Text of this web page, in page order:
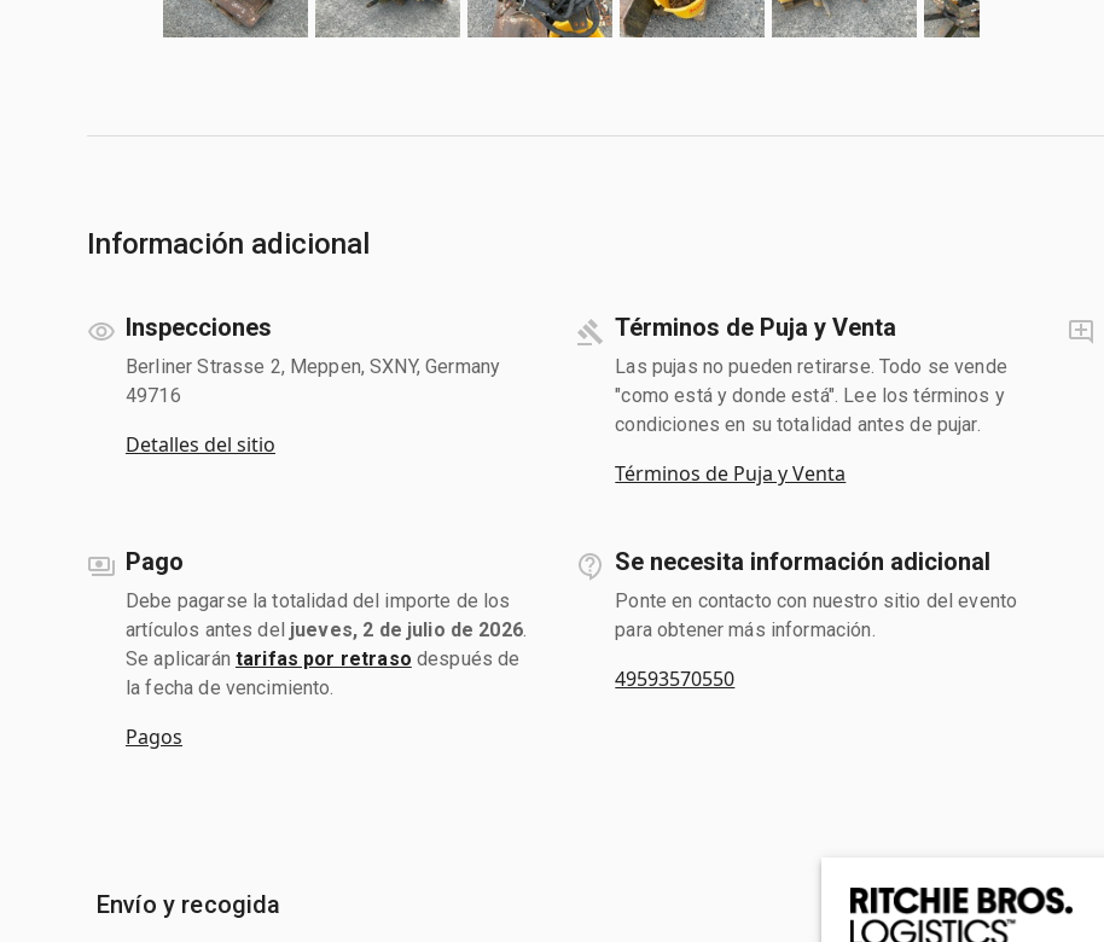
Información adicional
Inspecciones
Berliner Strasse 2, Meppen, SXNY, Germany
49716
Detalles del sitio
Términos de Puja y Venta
Las pujas no pueden retirarse. Todo se vende
"como está y donde está". Lee los términos y
condiciones en su totalidad antes de pujar.
Términos de Puja y Venta
Pago
Debe pagarse la totalidad del importe de los
artículos antes del jueves, 2 de julio de 2026.
Se aplicarán tarifas por retraso después de
la fecha de vencimiento.
Pagos
Se necesita información adicional
Ponte en contacto con nuestro sitio del evento
para obtener más información.
49593570550
Envío y recogida